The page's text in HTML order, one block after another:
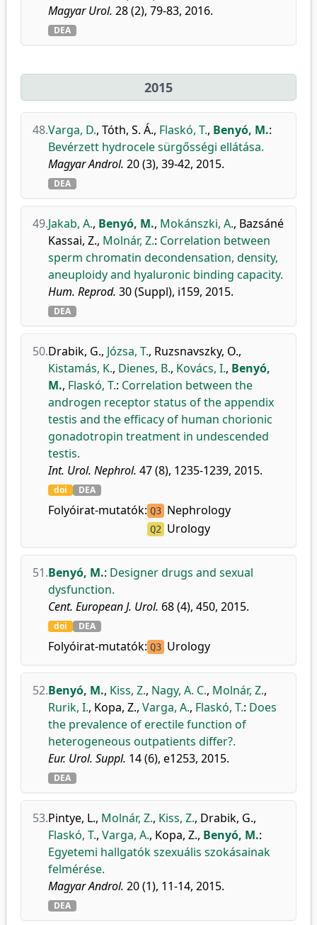
Magyar Urol. 28 (2), 79-83, 2016.
DEA
2015
48.Varga, D., Tóth, S. Á., Flaskó, T., Benyó, M.:
Bevérzett hydrocele sürgősségi ellátása.
Magyar Androl. 20 (3), 39-42, 2015.
DEA
49.Jakab, A., Benyó, M., Mokánszki, A., Bazsáné
Kassai, Z., Molnár, Z.: Correlation between
sperm chromatin decondensation, density,
aneuploidy and hyaluronic binding capacity.
Hum. Reprod. 30 (Suppl), i159, 2015.
DEA
50.Drabik, G., Józsa, T., Ruzsnavszky, O.,
Kistamás, K., Dienes, B., Kovács, I., Benyó,
M., Flaskó, T.: Correlation between the
androgen receptor status of the appendix
testis and the efficacy of human chorionic
gonadotropin treatment in undescended
testis.
Int. Urol. Nephrol. 47 (8), 1235-1239, 2015.
doi DEA
Folyóirat-mutatók: Q3 Nephrology
Q2 Urology
51.Benyó, M.: Designer drugs and sexual
dysfunction.
Cent. European J. Urol. 68 (4), 450, 2015.
doi DEA
Folyóirat-mutatók: Q3 Urology
52.Benyó, M., Kiss, Z., Nagy, A. C., Molnár, Z.,
Rurik, I., Kopa, Z., Varga, A., Flaskó, T.: Does
the prevalence of erectile function of
heterogeneous outpatients differ?.
Eur. Urol. Suppl. 14 (6), e1253, 2015.
DEA
53.Pintye, L., Molnár, Z., Kiss, Z., Drabik, G.,
Flaskó, T., Varga, A., Kopa, Z., Benyó, M.:
Egyetemi hallgatók szexuális szokásainak
felmérése.
Magyar Androl. 20 (1), 11-14, 2015.
DEA